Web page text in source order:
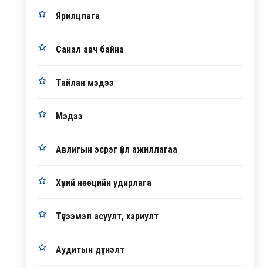
Ярилцлага
Санал авч байна
Тайлан мэдээ
Мэдээ
Авлигын эсрэг үйл ажиллагаа
Хүний нөөцийн удирлага
Түгээмэл асуулт, хариулт
Аудитын дүгнэлт